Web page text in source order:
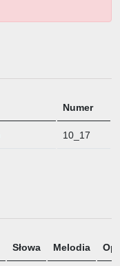
Numer
10_17
Słowa Melodia